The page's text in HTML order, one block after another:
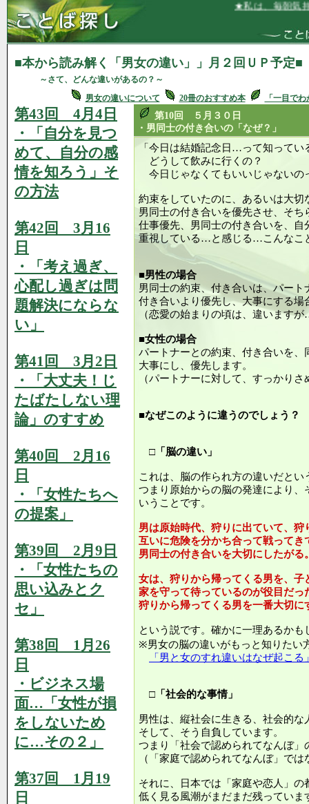
★私は、毎朝気持ちよく
■本から読み解く「男女の違い」」月２回ＵＰ予定■
～さて、どんな違いがあるの？～
男女の違いについて
20冊のおすすめ本 「一目で
第43回 4月4日
・「自分を見つ
めて、自分の感
情を知ろう」そ
の方法
第42回 3月16
日
・「考え過ぎ、
心配し過ぎは問
題解決にならな
い」
第41回 3月2日
・「大丈夫！じ
たばたしない理
論」のすすめ
第40回 2月16
日
・「女性たちへ
の提案」
第39回 2月9日
・「女性たちの
思い込みとク
セ」
第38回 1月26
日
・ビジネス場
面…「女性が損
をしないため
に…その２」
第37回 1月19
日
第10回 ５月３０日
・男同士の付き合いの「なぜ？」
「今日は結婚記念日…って知って
どうして飲みに行くの？
今日じゃなくてもいいじゃないの
約束をしていたのに、あるいは大切
男同士の付き合いを優先させ、そち
仕事優先、男同士の付き合いを、自
重視している…と感じる…こんなこ
■男性の場合
男同士の約束、付き合いは、パート
付き合いより優先し、大事にする場
（恋愛の始まりの頃は、違います
■女性の場合
パートナーとの約束、付き合いを、
大事にし、優先します。
（パートナーに対して、すっかり
■なぜこのように違うのでしょう？
□「脳の違い」
これは、脳の作られ方の違いだとい
つまり原始からの脳の発達により
いうことです。
男は原始時代、狩りに出ていて、
互いに危険を分かち合って戦ってき
男同士の付き合いを大切にしたがる
女は、狩りから帰ってくる男を、子
家を守って待っているのが役目だっ
狩りから帰ってくる男を一番大切に
という説です。確かに一理あるかも
※男女の脳の違いがもっと知りたい
「男と女のすれ違いはなぜ起こる
□「社会的な事情」
男性は、縦社会に生きる、社会的な
そして、そう自負しています。
つまり「社会で認められてなんぼ
（「家庭で認められてなんぼ」では
それに、日本では「家庭や恋人」の
低く見る風潮がまだまだ残っていま